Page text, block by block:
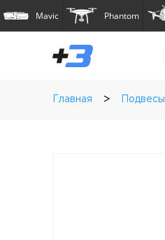
Mavic Phantom
Главная > Подвесы